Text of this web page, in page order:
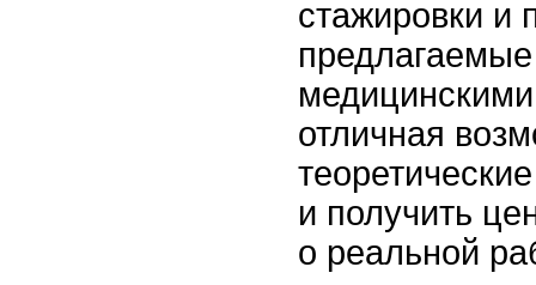
стажировки и
отличная
и получить
о реальной